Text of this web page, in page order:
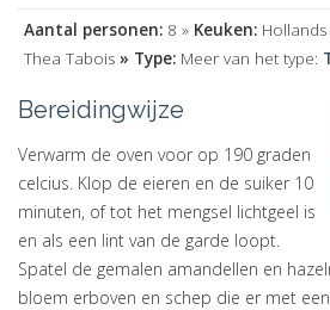
Aantal personen: 8 » Keuken: Hollands
Thea Tabois » Type: Meer van het type:
Bereidingwijze
Verwarm de oven voor op 190 graden
celcius. Klop de eieren en de suiker 10
minuten, of tot het mengsel lichtgeel is
en als een lint van de garde loopt.
Spatel de gemalen amandellen en
bloem erboven en schep die er met